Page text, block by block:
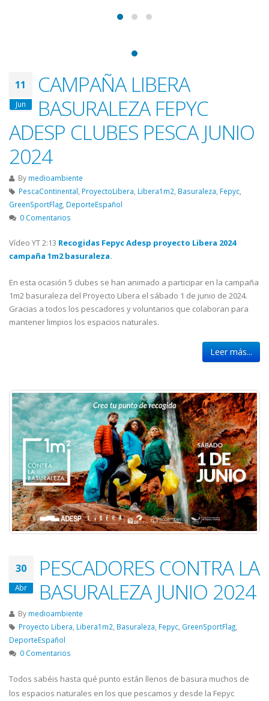
11
Jun
CAMPAÑA LIBERA
BASURALEZA FEPYC
ADESP CLUBES PESCA JUNIO
2024
By medioambiente
PescaContinental ProyectoLibera Libera1m2 Basuraleza Fepyc
GreenSportFlag DeporteEspañol
0 Comentarios
Vídeo YT 2:13 Recogidas Fepyc Adesp proyecto Libera 2024
campaña 1m2 basuraleza.
En esta ocasión 5 clubes se han animado a participar en la campaña
1m2 basuraleza del Proyecto Libera el sábado 1 de junio de 2024.
Gracias a todos los pescadores y voluntarios que colaboran para
mantener limpios los espacios naturales.
Leer más...
30
Abr
PESCADORES CONTRA LA
BASURALEZA JUNIO 2024
By medioambiente
Proyecto Libera Libera1m2 Basuraleza Fepyc GreenSportFlag
DeporteEspañol
0 Comentarios
Todos sabéis hasta qué punto están llenos de basura muchos de
los espacios naturales en los que pescamos y desde la Fepyc